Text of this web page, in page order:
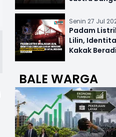
Senin 27 Jul
Padam
Lilin,
Kakak
BALE WARGA